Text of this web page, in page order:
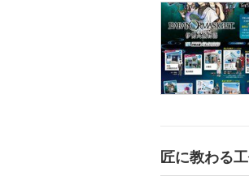
匠に教わる